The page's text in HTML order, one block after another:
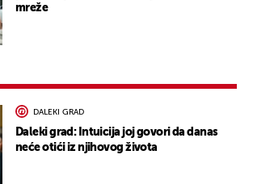
mreže
DALEKI GRAD
Daleki grad: Intuicija joj govori da danas
neće otići iz njihovog života